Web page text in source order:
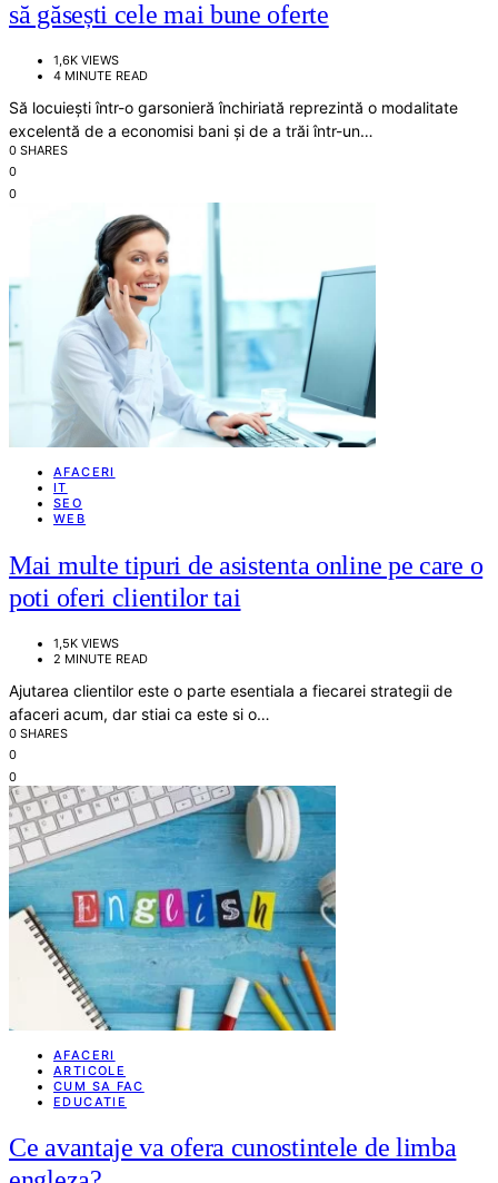
să găsești cele mai bune oferte
1,6K VIEWS
4 MINUTE READ
Să locuiești într-o garsonieră închiriată reprezintă o modalitate
excelentă de a economisi bani și de a trăi într-un…
0 SHARES
0
0
AFACERI
IT
SEO
WEB
Mai multe tipuri de asistenta online pe care o
poti oferi clientilor tai
1,5K VIEWS
2 MINUTE READ
Ajutarea clientilor este o parte esentiala a fiecarei strategii de
afaceri acum, dar stiai ca este si o…
0 SHARES
0
0
AFACERI
ARTICOLE
CUM SA FAC
EDUCATIE
Ce avantaje va ofera cunostintele de limba